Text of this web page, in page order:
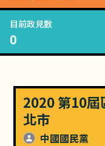
目前政見數
0
2020 第10屆
北市
中國國民黨